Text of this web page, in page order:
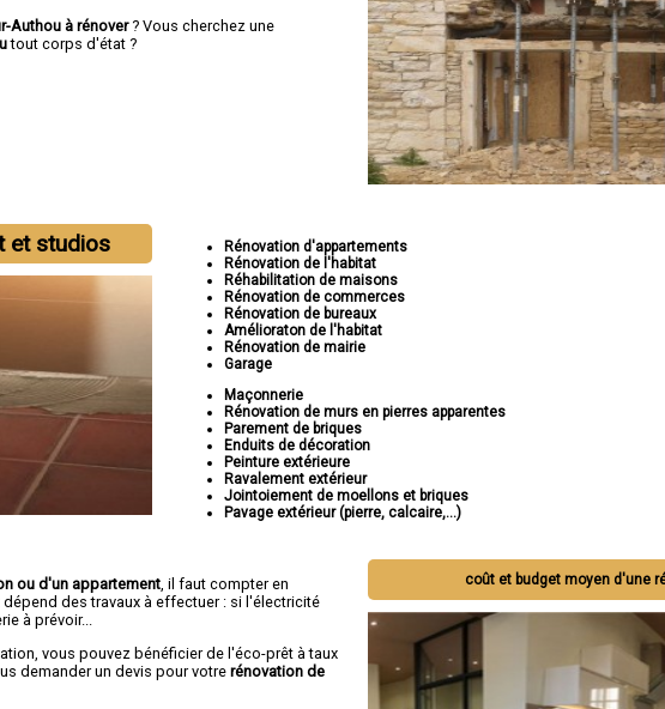
Authou à rénover? Vous cherchez une
tout corps d'état ?
et studios
Rénovation d'appartements
Rénovation de l'habitat
Réhabilitation de maisons
Rénovation de commerces
Rénovation de bureaux
Amélioraton de l'habitat
Rénovation de mairie
Garage
Maçonnerie
Rénovation de murs en pierres apparentes
Parement de briques
Enduits de décoration
Peinture extérieure
Ravalement extérieur
Jointoiement de moellons et briques
Pavage extérieur (pierre, calcaire,...)
coût et budget moyen d'une
ou d'un appartement , il faut compter en
dépend des travaux à effectuer : si l'électricité
à prévoir...
vous pouvez bénéficier de l'éco-prêt à taux
demander un devis pour votre rénovation de